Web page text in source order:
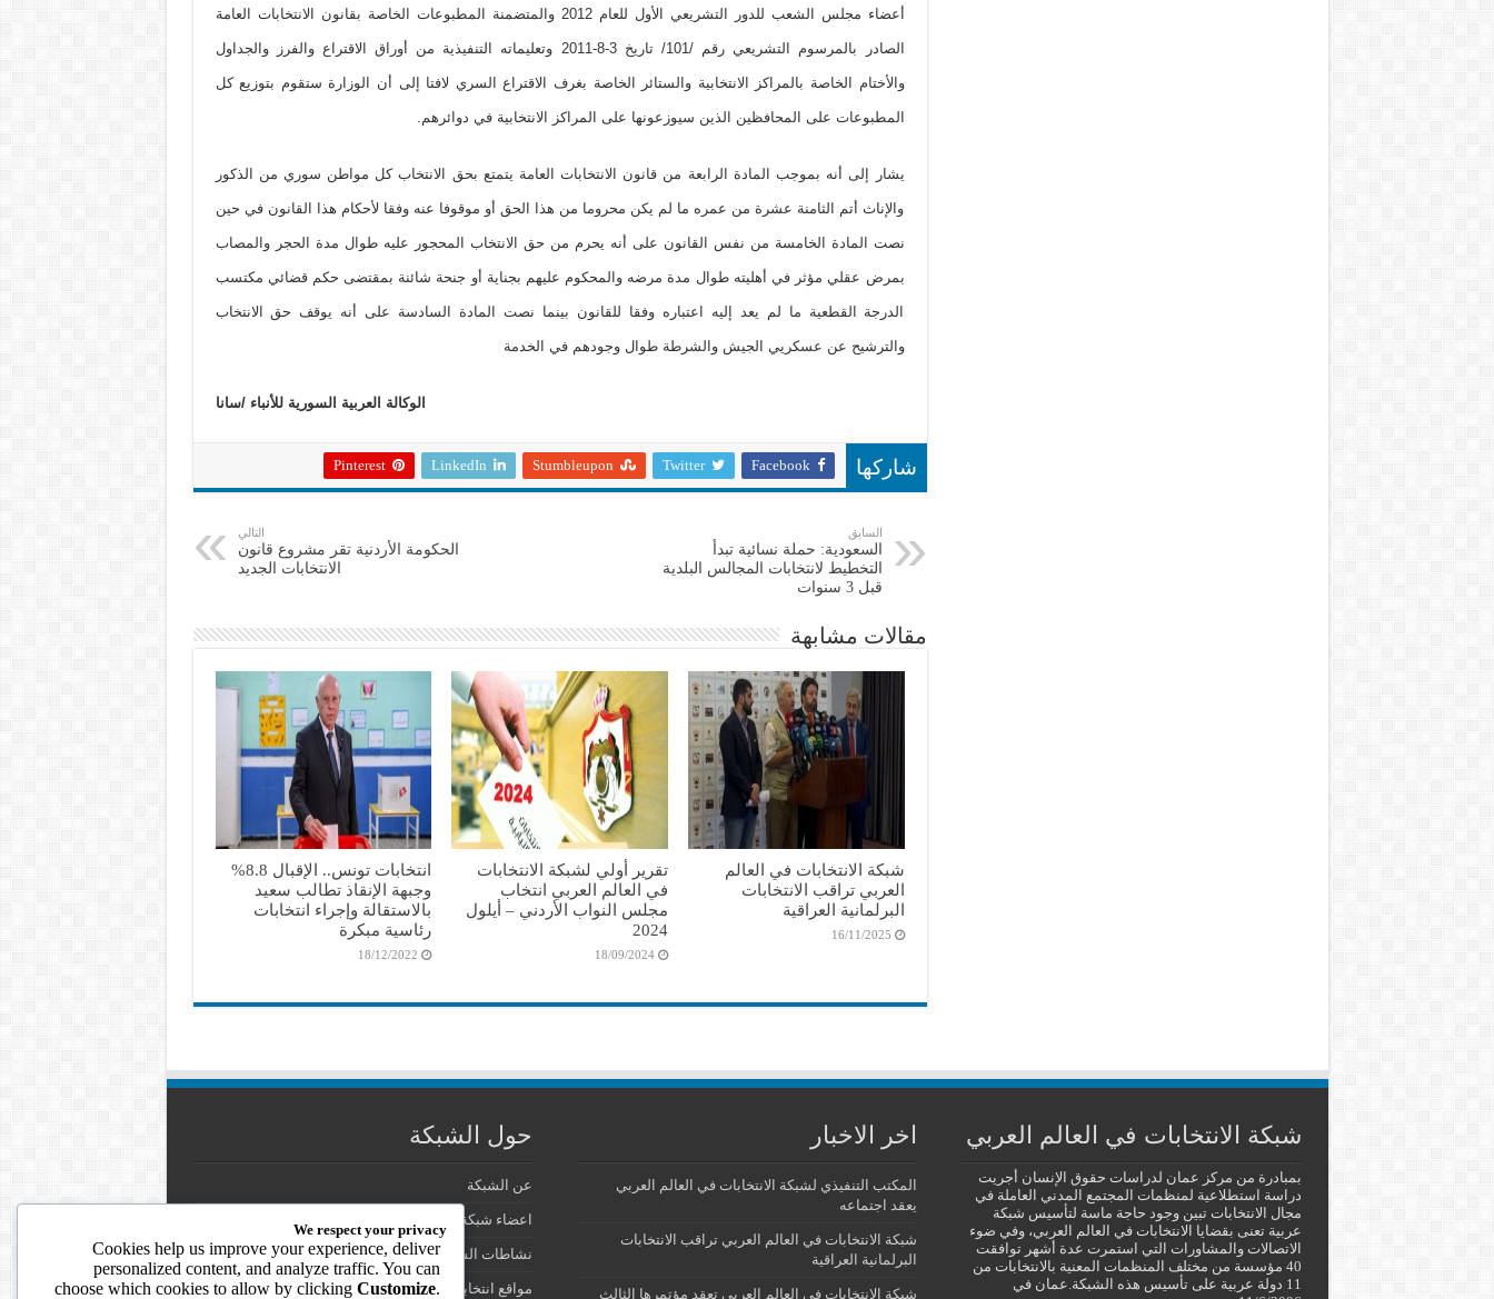
أعضاء مجلس الشعب للدور التشريعي الأول للعام 2012 والمتضمنة المطبوعات الخاصة بقانون الانتخابات العامة
الصادر بالمرسوم التشريعي رقم /101/ تاريخ 3-8-2011 وتعليماته التنفيذية من أوراق الاقتراع والفرز والجداول
والأختام الخاصة بالمراكز الانتخابية والستائر الخاصة بغرف الاقتراع السري لافتا إلى أن الوزارة ستقوم بتوزيع كل
المطبوعات على المحافظين الذين سيوزعونها على المراكز الانتخابية في دوائرهم.
يشار إلى أنه بموجب المادة الرابعة من قانون الانتخابات العامة يتمتع بحق الانتخاب كل مواطن سوري من الذكور
والإناث أتم الثامنة عشرة من عمره ما لم يكن محروما من هذا الحق أو موقوفا عنه وفقا لأحكام هذا القانون في حين
نصت المادة الخامسة من نفس القانون على أنه يحرم من حق الانتخاب المحجور عليه طوال مدة الحجر والمصاب
بمرض عقلي مؤثر في أهليته طوال مدة مرضه والمحكوم عليهم بجناية أو جنحة شائنة بمقتضى حكم قضائي مكتسب
الدرجة القطعية ما لم يعد إليه اعتباره وفقا للقانون بينما نصت المادة السادسة على أنه يوقف حق الانتخاب
والترشيح عن عسكريي الجيش والشرطة طوال وجودهم في الخدمة
الوكالة العربية السورية للأنباء /سانا
شاركها Facebook
Twitter
Stumbleupon
LinkedIn
Pinterest
السابق
السعودية: حملة نسائية تبدأ
التخطيط لانتخابات المجالس البلدية
قبل 3 سنوات
التالي
الحكومة الأردنية تقر مشروع قانون
الانتخابات الجديد
مقالات مشابهة
شبكة الانتخابات في العالم
العربي تراقب الانتخابات
البرلمانية العراقية
16/11/2025
تقرير أولي لشبكة الانتخابات
في العالم العربي انتخاب
مجلس النواب الأردني – أيلول
2024
18/09/2024
انتخابات تونس.. الإقبال 8.8%
وجبهة الإنقاذ تطالب سعيد
بالاستقالة وإجراء انتخابات
رئاسية مبكرة
18/12/2022
شبكة الانتخابات في العالم العربي
بمبادرة من مركز عمان لدراسات حقوق الإنسان أجريت
دراسة استطلاعية لمنظمات المجتمع المدني العاملة في
مجال الانتخابات تبين وجود حاجة ماسة لتأسيس شبكة
عربية تعنى بقضايا الانتخابات في العالم العربي، وفي ضوء
الاتصالات والمشاورات التي استمرت عدة أشهر توافقت
40 مؤسسة من مختلف المنظمات المعنية بالانتخابات من
11 دولة عربية على تأسيس هذه الشبكة.عمان في
اخر الاخبار
المكتب التنفيذي لشبكة الانتخابات في العالم العربي
يعقد اجتماعه
شبكة الانتخابات في العالم العربي تراقب الانتخابات
البرلمانية العراقية
شبكة الانتخابات في العالم العربي تعقد مؤتمرها الثالث
حول الشبكة
عن الشبكة
اعضاء شبكة الانتخابات في العالم العربي
نشاطات الشبكة
مواقع انتخابية
We respect your privacy
Cookies help us improve your experience, deliver
personalized content, and analyze traffic. You can
choose which cookies to allow by clickingCustomize.